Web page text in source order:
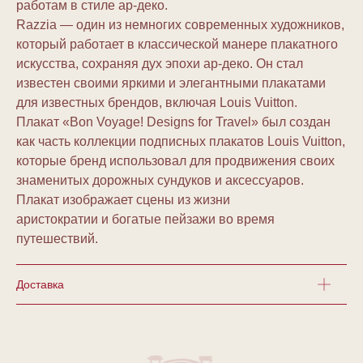
работам в стиле ар-деко.
Razzia — один из немногих современных художников,
который работает в классической манере плакатного
искусства, сохраняя дух эпохи ар-деко. Он стал
известен своими яркими и элегантными плакатами
для известных брендов, включая Louis Vuitton.
Плакат «Bon Voyage! Designs for Travel» был создан
как часть коллекции подписных плакатов Louis Vuitton,
которые бренд использовал для продвижения своих
знаменитых дорожных сундуков и аксессуаров.
Плакат изображает сцены из жизни
аристократии и богатые пейзажи во время
путешествий.
Доставка